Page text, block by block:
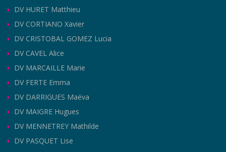
DV HURET Matthieu
DV CORTIANO Xavier
DV CRISTOBAL GOMEZ Lucia
DV CAVEL Alice
DV MARCAILLE Marie
DV FERTE Emma
DV DARRIGUES Maëva
DV MAIGRE Hugues
DV MENNETREY Mathilde
DV PASQUET Lise